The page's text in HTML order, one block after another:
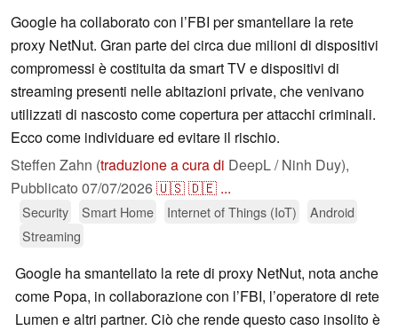
Google ha collaborato con l’FBI per smantellare la rete
proxy NetNut. Gran parte dei circa due milioni di dispositivi
compromessi è costituita da smart TV e dispositivi di
streaming presenti nelle abitazioni private, che venivano
utilizzati di nascosto come copertura per attacchi criminali.
Ecco come individuare ed evitare il rischio.
Steffen Zahn (traduzione a cura di DeepL / Ninh Duy),
Pubblicato 07/07/2026🇺🇸🇩🇪 ...
Security Smart Home Internet of Things (IoT)
Android
Streaming
Google ha smantellato la rete di proxy NetNut, nota anche
come Popa, in collaborazione con l’FBI, l’operatore di rete
Lumen e altri partner. Ciò che rende questo caso insolito è